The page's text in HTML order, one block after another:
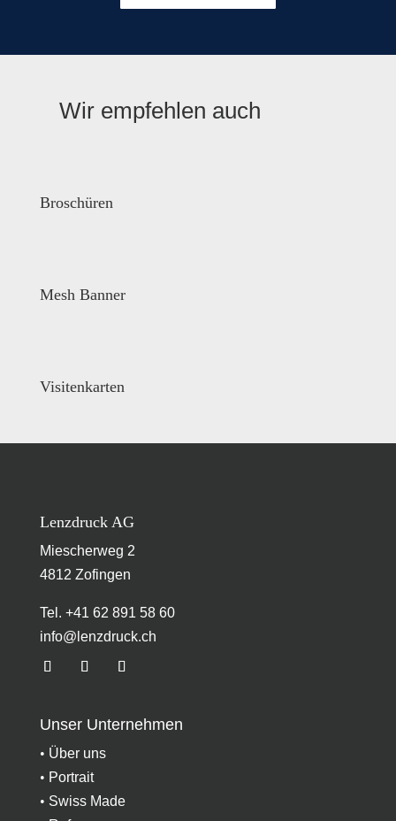
Wir empfehlen auch
Broschüren
Mesh Banner
Visitenkarten
Lenzdruck AG
Miescherweg 2
4812 Zofingen
Tel. +41 62 891 58 60
info@lenzdruck.ch
Unser Unternehmen
• Über uns
• Portrait
• Swiss Made